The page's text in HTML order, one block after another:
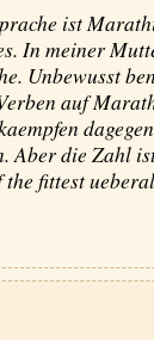
ist
In meiner
Unbewusst
auf
Aber die Zahl
fittest